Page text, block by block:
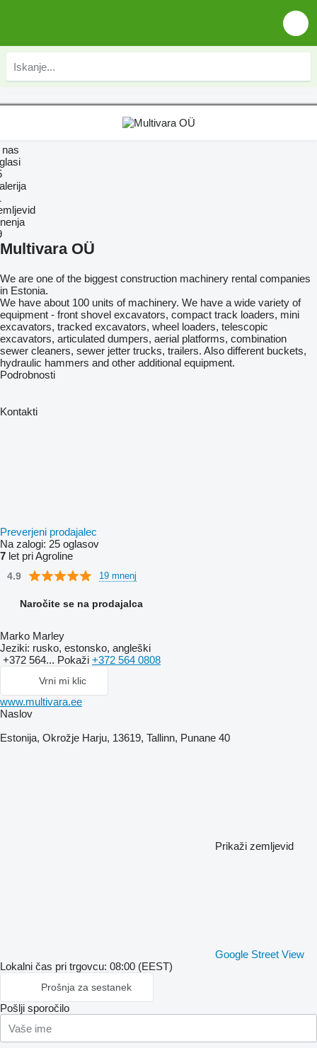
Multivara OÜ
We are one of the biggest construction machinery rental companies
in Estonia.
We have about 100 units of machinery. We have a wide variety of
equipment - front shovel excavators, compact track loaders, mini
excavators, tracked excavators, wheel loaders, telescopic
excavators, articulated dumpers, aerial platforms, combination
sewer cleaners, sewer jetter trucks, trailers. Also different buckets,
hydraulic hammers and other additional equipment.
Podrobnosti
Kontakti
Preverjeni prodajalec
Na zalogi: 25 oglasov
7 let pri Agroline
4.9 19 mnenj
Naročite se na prodajalca
Marko Marley
Jeziki: rusko, estonsko, angleški
+372 564... Pokaži +372 564 0808
Vrni mi klic
www.multivara.ee
Naslov
Estonija, Okrožje Harju, 13619, Tallinn, Punane 40
Prikaži zemljevid
Google Street View
Lokalni čas pri trgovcu: 08:00 (EEST)
Prošnja za sestanek
Pošlji sporočilo